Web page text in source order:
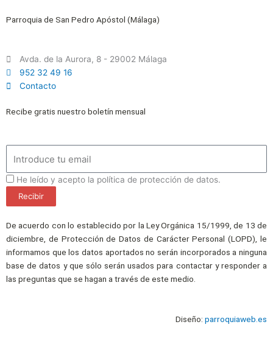
Parroquia de San Pedro Apóstol (Málaga)
Avda. de la Aurora, 8 - 29002 Málaga
952 32 49 16
Contacto
Recibe gratis nuestro boletín mensual
ProteccionDatos
He leído y acepto la política de protección de datos.
Recibir
De acuerdo con lo establecido por la Ley Orgánica 15/1999, de 13 de
diciembre, de Protección de Datos de Carácter Personal (LOPD), le
informamos que los datos aportados no serán incorporados a ninguna
base de datos y que sólo serán usados para contactar y responder a
las preguntas que se hagan a través de este medio.
Diseño: parroquiaweb.es